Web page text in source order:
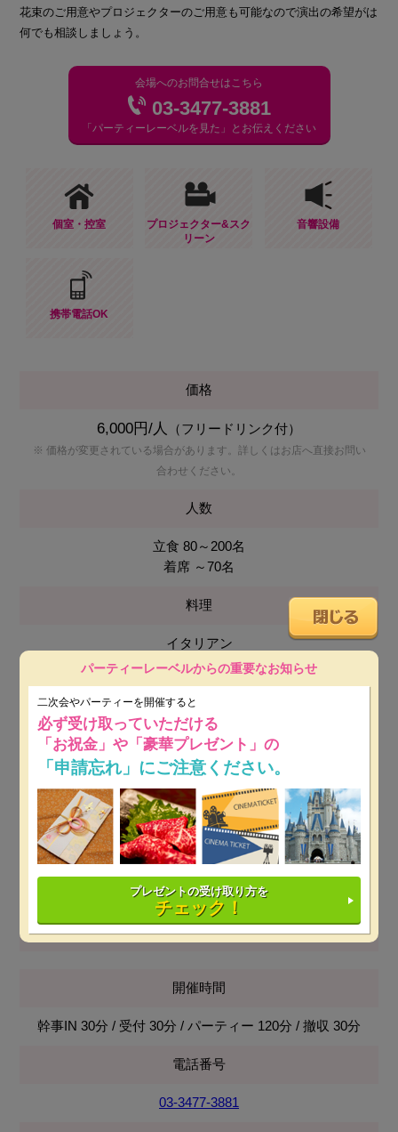
花束のご用意やプロジェクターのご用意も可能なので演出の希望がは
何でも相談しましょう。
会場へのお問合せはこちら
03-3477-3881
「パーティーレーベルを見た」とお伝えください
個室・控室
プロジェクター&スク
リーン
音響設備
携帯電話OK
価格
6,000円/人 （フリードリンク付）
※ 価格が変更されている場合があります。詳しくはお店へ直接お問い
合わせください。
人数
立食 80～200名
着席 ～70名
料理
イタリアン
無料
最低保証料
土日祝：50万円～※ 開催日時によっては保証料が変動し
ます。
設備
控室,プロジェクター&スクリーン,音響設備,携帯電話OK
その他
開催時間
幹事IN 30分 / 受付 30分 / パーティー 120分 / 撤収 30分
電話番号
03-3477-3881
パーティーレーベルからの重要なお知らせ
二次会やパーティーを開催すると
必ず受け取っていただける
「お祝金」や「豪華プレゼント」の
「申請忘れ」にご注意ください。
プレゼントの受け取り方を
チェック！